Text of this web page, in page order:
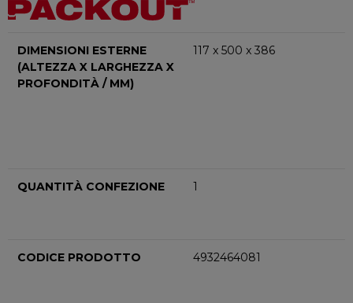
DIMENSIONI ESTERNE
(ALTEZZA X LARGHEZZA X
PROFONDITÀ / MM)
117 x 500 x 386
QUANTITÀ CONFEZIONE 1
CODICE PRODOTTO 4932464081